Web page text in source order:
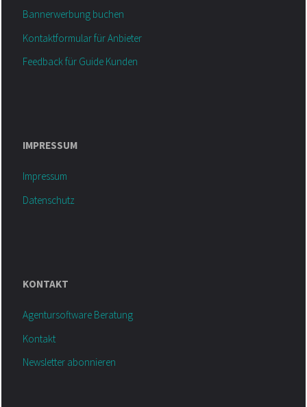
Bannerwerbung buchen
Kontaktformular für Anbieter
Feedback für Guide Kunden
IMPRESSUM
Impressum
Datenschutz
KONTAKT
Agentursoftware Beratung
Kontakt
Newsletter abonnieren